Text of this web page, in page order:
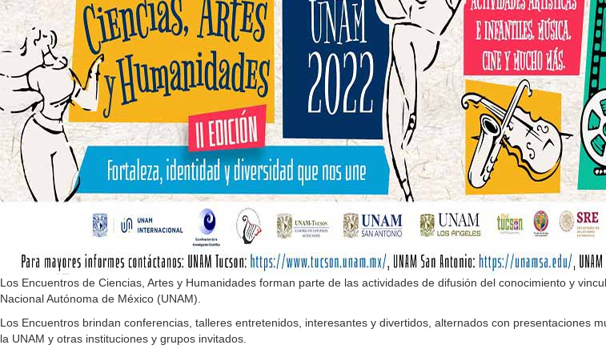
Los Encuentros de Ciencias, Artes y Humanidades forman parte de las actividades de difusión del conocimiento y
Nacional Autónoma de México (UNAM).
Los Encuentros brindan conferencias, talleres entretenidos, interesantes y divertidos, alternados con presentaciones
la UNAM y otras instituciones y grupos invitados.